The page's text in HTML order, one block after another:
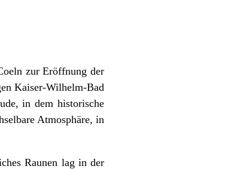
zur Eröffnung der
Kaiser-Wilhelm-Bad
in dem historische
Atmosphäre, in
Raunen lag in der